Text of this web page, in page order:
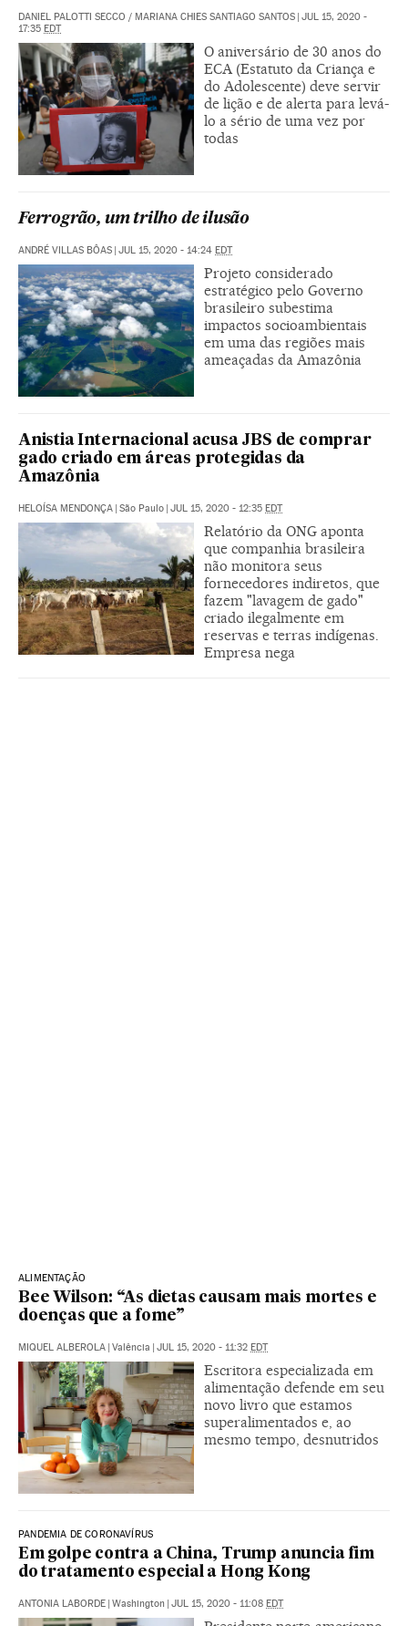
DANIEL PALOTTI SECCO / MARIANA CHIES SANTIAGO SANTOS | JUL 15, 2020 -
17:35 EDT
O aniversário de 30 anos do
ECA (Estatuto da Criança e
do Adolescente) deve servir
de lição e de alerta para levá-
lo a sério de uma vez por
todas
Ferrogrão, um trilho de ilusão
ANDRÉ VILLAS BÔAS | JUL 15, 2020 - 14:24 EDT
Projeto considerado
estratégico pelo Governo
brasileiro subestima
impactos socioambientais
em uma das regiões mais
ameaçadas da Amazônia
Anistia Internacional acusa JBS de comprar
gado criado em áreas protegidas da
Amazônia
HELOÍSA MENDONÇA | São Paulo | JUL 15, 2020 - 12:35 EDT
Relatório da ONG aponta
que companhia brasileira
não monitora seus
fornecedores indiretos, que
fazem "lavagem de gado"
criado ilegalmente em
reservas e terras indígenas.
Empresa nega
ALIMENTAÇÃO
Bee Wilson: “As dietas causam mais mortes e
doenças que a fome”
MIQUEL ALBEROLA | Valência | JUL 15, 2020 - 11:32 EDT
Escritora especializada em
alimentação defende em seu
novo livro que estamos
superalimentados e, ao
mesmo tempo, desnutridos
PANDEMIA DE CORONAVÍRUS
Em golpe contra a China, Trump anuncia fim
do tratamento especial a Hong Kong
ANTONIA LABORDE | Washington | JUL 15, 2020 - 11:08 EDT